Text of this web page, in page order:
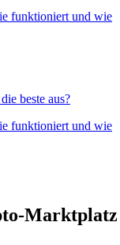
funktioniert und wie
beste aus?
funktioniert und wie
Marktplatz